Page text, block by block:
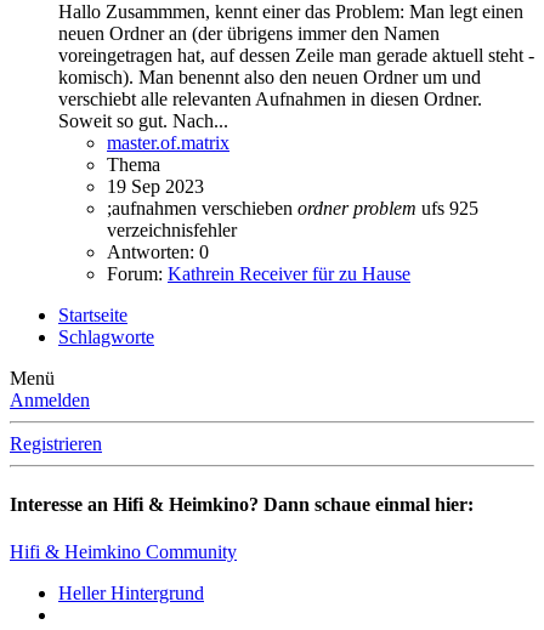
Hallo Zusammmen, kennt einer das Problem: Man legt einen
neuen Ordner an (der übrigens immer den Namen
voreingetragen hat, auf dessen Zeile man gerade aktuell steht -
komisch). Man benennt also den neuen Ordner um und
verschiebt alle relevanten Aufnahmen in diesen Ordner.
Soweit so gut. Nach...
master.of.matrix
Thema
19 Sep 2023
;aufnahmen verschieben ordner problem ufs 925
verzeichnisfehler
Antworten: 0
Forum: Kathrein Receiver für zu Hause
Startseite
Schlagworte
Menü
Anmelden
Registrieren
Interesse an Hifi & Heimkino? Dann schaue einmal hier:
Hifi & Heimkino Community
Heller Hintergrund